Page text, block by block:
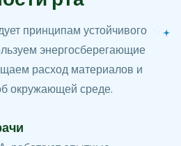
принципам устойчивого
энергосберегающие
расход материалов и
окружающей среде.